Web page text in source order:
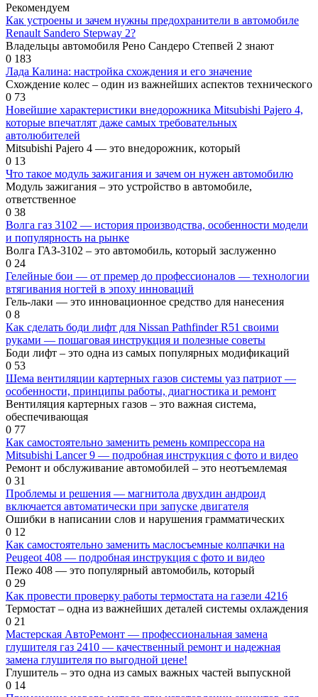
Рекомендуем
Как устроены и зачем нужны предохранители в автомобиле
Renault Sandero Stepway 2?
Владельцы автомобиля Рено Сандеро Степвей 2 знают
0 183
Лада Калина: настройка схождения и его значение
Схождение колес – один из важнейших аспектов технического
0 73
Новейшие характеристики внедорожника Mitsubishi Pajero 4,
которые впечатлят даже самых требовательных
автолюбителей
Mitsubishi Pajero 4 — это внедорожник, который
0 13
Что такое модуль зажигания и зачем он нужен автомобилю
Модуль зажигания – это устройство в автомобиле,
ответственное
0 38
Волга газ 3102 — история производства, особенности модели
и популярность на рынке
Волга ГАЗ-3102 – это автомобиль, который заслуженно
0 24
Гелейные бои — от премер до профессионалов — технологии
втягивания ногтей в эпоху инноваций
Гель-лаки — это инновационное средство для нанесения
0 8
Как сделать боди лифт для Nissan Pathfinder R51 своими
руками — пошаговая инструкция и полезные советы
Боди лифт – это одна из самых популярных модификаций
0 53
Шема вентиляции картерных газов системы уаз патриот —
особенности, принципы работы, диагностика и ремонт
Вентиляция картерных газов – это важная система,
обеспечивающая
0 77
Как самостоятельно заменить ремень компрессора на
Mitsubishi Lancer 9 — подробная инструкция с фото и видео
Ремонт и обслуживание автомобилей – это неотъемлемая
0 31
Проблемы и решения — магнитола двухдин андроид
включается автоматически при запуске двигателя
Ошибки в написании слов и нарушения грамматических
0 12
Как самостоятельно заменить маслосъемные колпачки на
Peugeot 408 — подробная инструкция с фото и видео
Пежо 408 — это популярный автомобиль, который
0 29
Как провести проверку работы термостата на газели 4216
Термостат – одна из важнейших деталей системы охлаждения
0 21
Мастерская АвтоРемонт — профессиональная замена
глушителя газ 2410 — качественный ремонт и надежная
замена глушителя по выгодной цене!
Глушитель – это одна из самых важных частей выпускной
0 14